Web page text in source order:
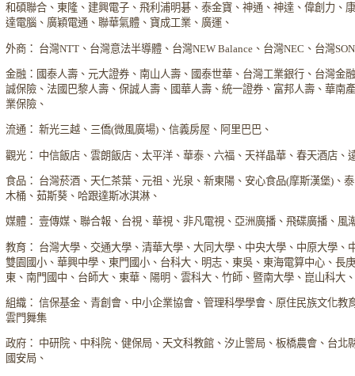
和碩聯合、東隆、建興電子、飛利浦明碁、泰金寶、神通、神達、偉創力、
達電腦、廣穎電通、聯華氣體、寶成工業、廣運、
外商： 台灣NTT、台灣意法半導體、台灣NEW Balance、台灣NEC、台灣
金融：國泰人壽、元大證券、南山人壽、國泰世華、台灣工業銀行、台灣金
誠保險、法國巴黎人壽、保誠人壽、國華人壽、統一證券、富邦人壽、華南
業保險、
流通： 新光三越、三僑(微風廣場)、信義房屋、阿里巴巴、
觀光： 中信飯店、雲朗飯店、太平洋、華泰、六福、天祥晶華、春天酒店、
食品： 台灣菸酒、天仁茶葉、元祖、光泉、新東陽、安心食品(摩斯漢堡)、
木桶、茹斯葵、哈跟達斯冰淇淋、
媒體： 壹傳媒、聯合報、台視、華視、非凡電視、亞洲廣播、飛碟廣播、風
教育： 台灣大學、交通大學、清華大學、大同大學、中央大學、中原大學、
雙園國小、華興中學、東門國小、台科大、明志、東吳、東海電算中心、長
東、南門國中、台師大、東華、陽明、雲科大、竹師、暨南大學、崑山科大
組織： 信保基金、青創會、中小企業協會、管理科學學會、原住民族文化教
雲門舞集
政府： 中研院、中科院、健保局、天文科教館、汐止警局、板橋農會、台北
國安局、